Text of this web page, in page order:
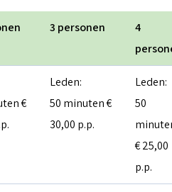
3 personen
4
€
Leden:
50 minuten €
30,00 p.p.
Leden:
50
€ 25,00
p.p.